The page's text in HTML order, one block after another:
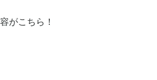
がこちら！